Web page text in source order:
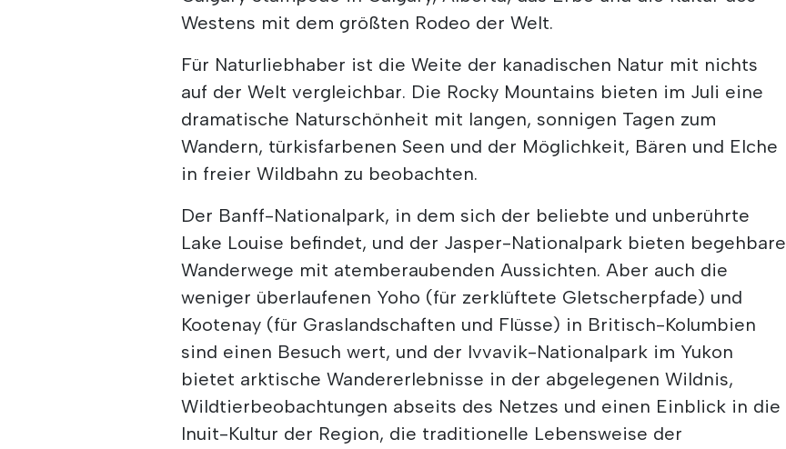
Westens mit dem größten Rodeo der Welt.
Für Naturliebhaber ist die Weite der kanadischen Natur mit nichts
auf der Welt vergleichbar. Die Rocky Mountains bieten im Juli eine
dramatische Naturschönheit mit langen, sonnigen Tagen zum
Wandern, türkisfarbenen Seen und der Möglichkeit, Bären und Elche
in freier Wildbahn zu beobachten.
Der Banff-Nationalpark, in dem sich der beliebte und unberührte
Lake Louise befindet, und der Jasper-Nationalpark bieten begehbare
Wanderwege mit atemberaubenden Aussichten. Aber auch die
weniger überlaufenen Yoho (für zerklüftete Gletscherpfade) und
Kootenay (für Graslandschaften und Flüsse) in Britisch-Kolumbien
sind einen Besuch wert, und der Ivvavik-Nationalpark im Yukon
bietet arktische Wandererlebnisse in der abgelegenen Wildnis,
Wildtierbeobachtungen abseits des Netzes und einen Einblick in die
Inuit-Kultur der Region, die traditionelle Lebensweise der